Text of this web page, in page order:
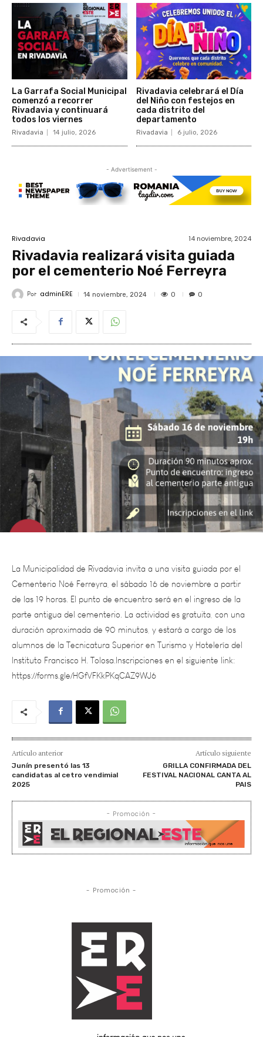
La Garrafa Social Municipal
comenzó a recorrer
Rivadavia y continuará
todos los viernes
Rivadavia 14 julio, 2026
Rivadavia celebrará el Día
del Niño con festejos en
cada distrito del
departamento
Rivadavia 6 julio, 2026
- Advertisement -